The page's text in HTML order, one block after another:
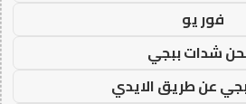
فور يو
شدات ببجي
عن طريق الايدي